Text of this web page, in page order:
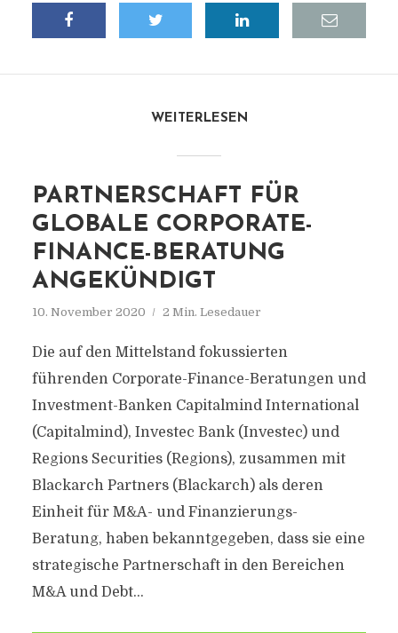
WEITERLESEN
PARTNERSCHAFT FÜR
GLOBALE CORPORATE-
FINANCE-BERATUNG
ANGEKÜNDIGT
10. November 2020 2 Min. Lesedauer
Die auf den Mittelstand fokussierten
führenden Corporate-Finance-Beratungen und
Investment-Banken Capitalmind International
(Capitalmind), Investec Bank (Investec) und
Regions Securities (Regions), zusammen mit
Blackarch Partners (Blackarch) als deren
Einheit für M&A- und Finanzierungs-
Beratung, haben bekanntgegeben, dass sie eine
strategische Partnerschaft in den Bereichen
M&A und Debt...